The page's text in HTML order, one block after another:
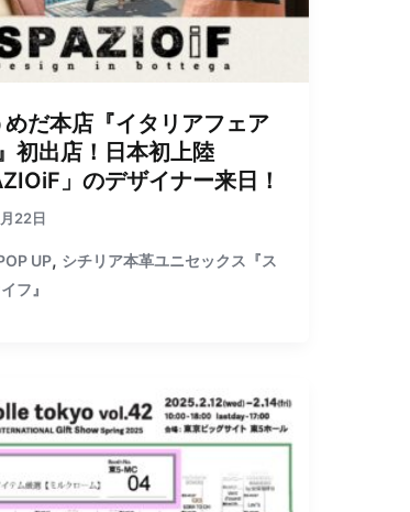
めだ本店『イタリアフェア
初出店！日本初上陸
」のデザイナー来日！
22日
UP, シチリア本革ユニセックス『ス
フ』